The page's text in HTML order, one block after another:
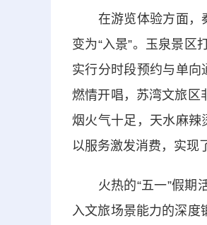
在游览体验方面，秦
变为“入景”。玉泉景区
实行分时段预约与单向
燃情开唱，苏湾文旅区
烟火气十足，天水麻辣
以服务激发消费，实现
火热的“五一”假期活
入文旅场景能力的深度